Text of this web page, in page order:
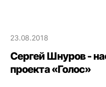
23.08.2018
Сергей Шнуров -
проекта «Голос»